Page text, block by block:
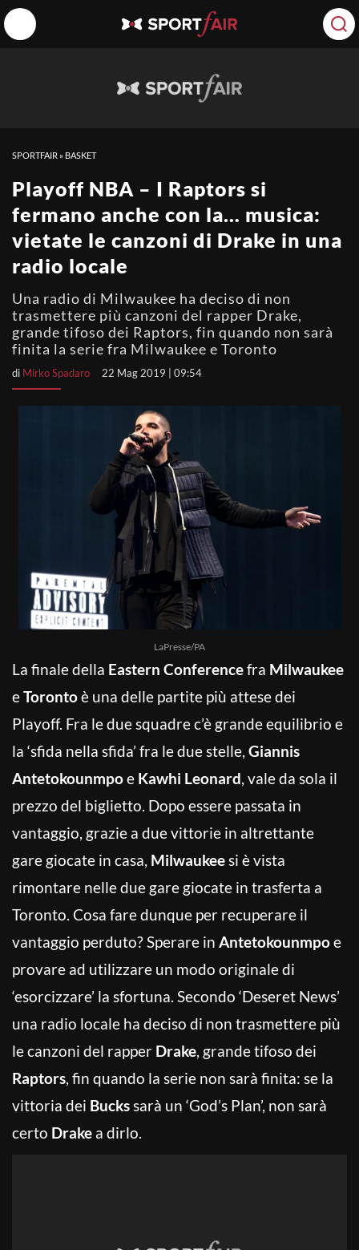
SPORTFAIR » BASKET
Playoff NBA – I Raptors si
fermano anche con la… musica:
vietate le canzoni di Drake in una
radio locale
Una radio di Milwaukee ha deciso di non
trasmettere più canzoni del rapper Drake,
grande tifoso dei Raptors, fin quando non sarà
finita la serie fra Milwaukee e Toronto
di Mirko Spadaro 22 Mag 2019 | 09:54
LaPresse/PA
La finale della Eastern Conferencefra Milwaukee
eTorontoè una delle partite più attese dei
Playoff. Fra le due squadre c’è grande equilibrio e
la ‘sfida nella sfida’ fra le due stelle, Giannis
Antetokounmpoe Kawhi Leonard, vale da sola il
prezzo del biglietto. Dopo essere passata in
vantaggio, grazie a due vittorie in altrettante
gare giocate in casa, Milwaukeesi è vista
rimontare nelle due gare giocate in trasferta a
Toronto. Cosa fare dunque per recuperare il
vantaggio perduto? Sperare in Antetokounmpoe
provare ad utilizzare un modo originale di
‘esorcizzare’ la sfortuna. Secondo ‘Deseret News’
una radio locale ha deciso di non trasmettere più
le canzoni del rapper Drake, grande tifoso dei
Raptors, fin quando la serie non sarà finita: se la
vittoria dei Buckssarà un ‘God’s Plan’, non sarà
certo Drake a dirlo.